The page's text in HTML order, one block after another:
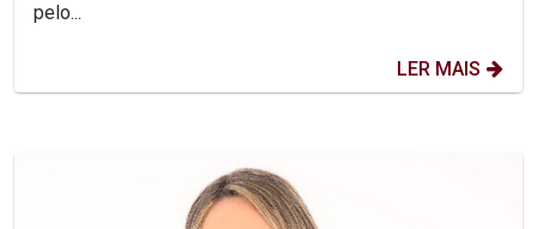
pelo...
LER MAIS